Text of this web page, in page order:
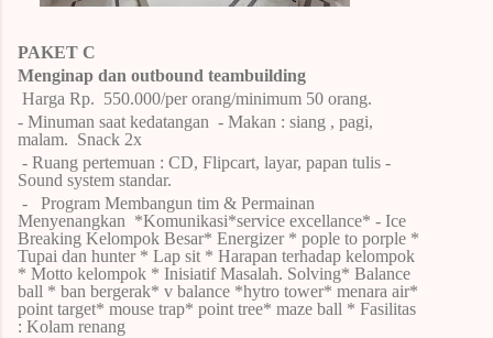
PAKET C
Menginap dan outbound teambuilding
Harga Rp. 550.000/per orang/minimum 50 orang.
- Minuman saat kedatangan - Makan : siang , pagi,
malam. Snack 2x
- Ruang pertemuan : CD, Flipcart, layar, papan tulis -
Sound system standar.
-
Program Membangun tim & Permainan
Menyenangkan *Komunikasi*service excellance* - Ice
Breaking Kelompok Besar* Energizer * pople to porple *
Tupai dan hunter * Lap sit * Harapan terhadap kelompok
* Motto kelompok * Inisiatif Masalah. Solving* Balance
ball * ban bergerak* v balance *hytro tower* menara air*
point target* mouse trap* point tree* maze ball * Fasilitas
: Kolam renang